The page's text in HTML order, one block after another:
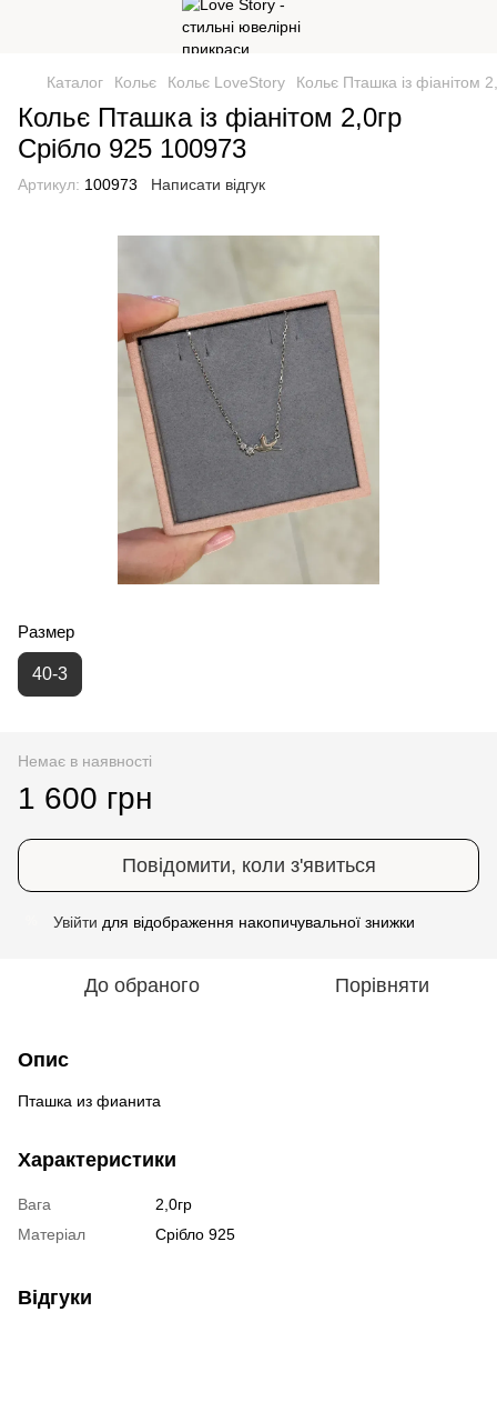
Каталог Кольє Кольє LoveStory Кольє Пташка із фіанітом
Кольє Пташка із фіанітом 2,0гр
Срібло 925 100973
Артикул: 100973 Написати відгук
Размер
40-3
Немає в наявності
1 600 грн
Повідомити, коли з'явиться
Увійти для відображення накопичувальної знижки
До обраного Порівняти
Опис
Пташка из фианита
Характеристики
Вага
2,0гр
Матеріал
Срібло 925
Відгуки